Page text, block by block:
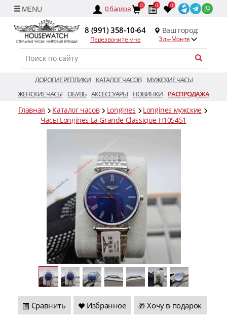
0баллов 0 0 0
8 (991) 358-10-64
Перезвоните мне
Ваш город:
Эль-Монте
ДОРОГИЕ РЕПЛИКИ КАТАЛОГ ЧАСОВ
МУЖСКИЕ ЧАСЫ
ЖЕНСКИЕ ЧАСЫ ОБУВЬ АКСЕССУАРЫ НОВИНКИ РАСПРОДАЖА
Главная Каталог часов Longines
Longines мужские
Часы Longines La Grande Classique H105451
Сравнить Избранное 🎁 Хочу в подарок